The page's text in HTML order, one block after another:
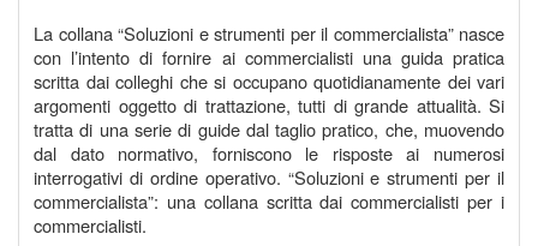
La collana “Soluzioni e strumenti per il commercialista” nasce
con l’intento di fornire ai commercialisti una guida pratica
scritta dai colleghi che si occupano quotidianamente dei vari
argomenti oggetto di trattazione, tutti di grande attualità. Si
tratta di una serie di guide dal taglio pratico, che, muovendo
dal dato normativo, forniscono le risposte ai numerosi
interrogativi di ordine operativo. “Soluzioni e strumenti per il
commercialista”: una collana scritta dai commercialisti per i
commercialisti.